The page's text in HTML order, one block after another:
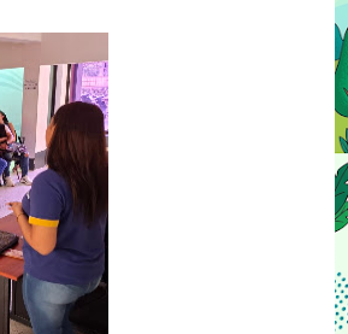
del hospital Sor Juana Inés
con Fundecem
del Consejo Legislativo
de la Lactancia Materna
en Rangel
de Emergencia Prehospitalaria